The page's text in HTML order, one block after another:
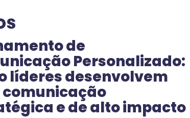
de
Personalizado:
líderes desenvolvem
e de alto impacto